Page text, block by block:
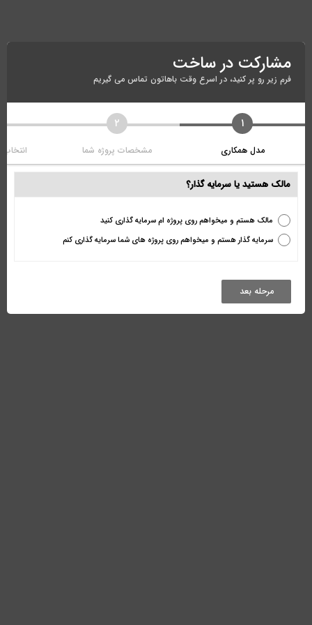
مشارکت در ساخت
فرم زیر رو پر کنید، در اسرع وقت باهاتون تماس می گیریم
۱
مدل همکاری
۲
مشخصات پروژه شما
مالک هستید یا سرمایه گذار؟
مالک هستم و میخواهم روی پروژه ام سرمایه گذاری کنید
سرمایه گذار هستم و میخواهم روی پروژه های شما سرمایه گذاری کنم
مرحله بعد